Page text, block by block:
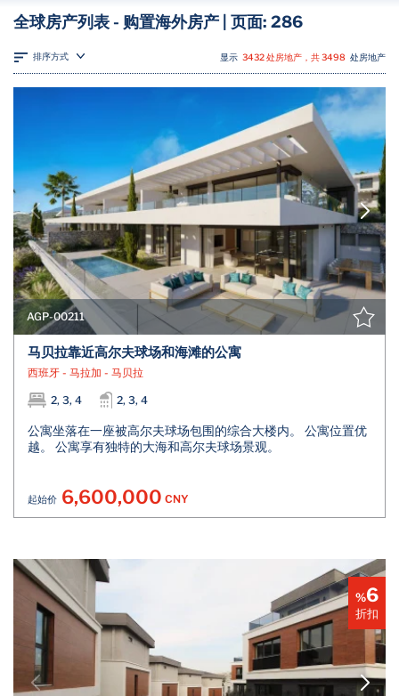
全球房产列表 - 购置海外房产 | 页面: 286
排序方式 显示 3432 处房地产，共 3498 处房地产
AGP-00211
马贝拉靠近高尔夫球场和海滩的公寓
西班牙 - 马拉加 - 马贝拉
2, 3, 4 2, 3, 4
公寓坐落在一座被高尔夫球场包围的综合大楼内。 公寓位置优
越。 公寓享有独特的大海和高尔夫球场景观。
起始价 6,600,000 CNY
%6
折扣